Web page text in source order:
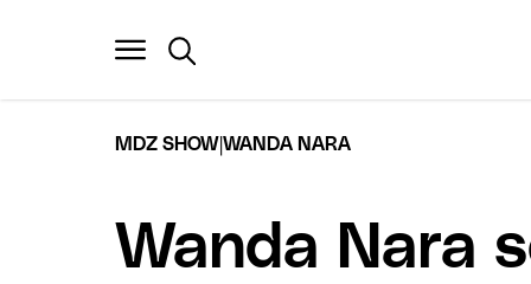
MDZ SHOW|WANDA NARA
Wanda Nara